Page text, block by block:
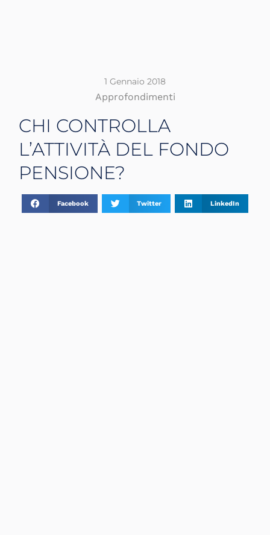
1 Gennaio 2018
Approfondimenti
CHI CONTROLLA
L’ATTIVITÀ DEL FONDO
PENSIONE?
Facebook Twitter LinkedIn